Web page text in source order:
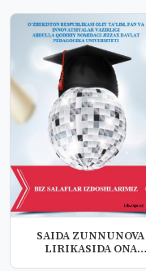
SAIDA ZUNNUNOVA
LIRIKASIDA ONA